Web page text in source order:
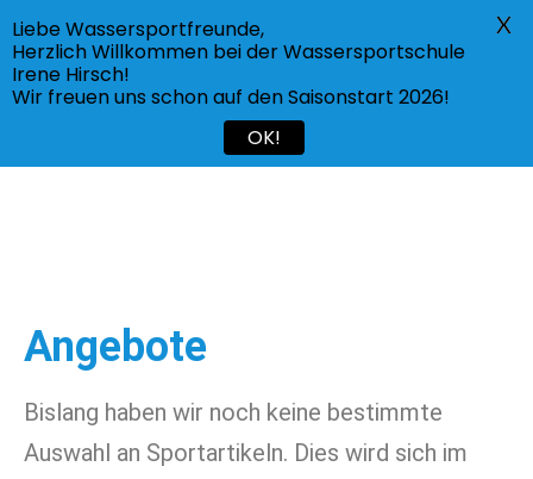
Menü
Angebote
Bislang haben wir noch keine bestimmte
Auswahl an Sportartikeln. Dies wird sich im
Liebe Wassersportfreunde,
Herzlich Willkommen bei der Wassersportschule
Irene Hirsch!
Wir freuen uns schon auf den Saisonstart 2026!
OK!
X